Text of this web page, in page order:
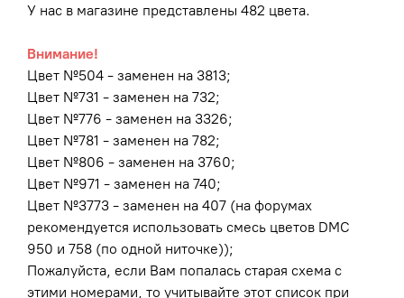
У нас в магазине представлены 482 цвета.
Внимание!
Цвет №504 - заменен на 3813;
Цвет №731 - заменен на 732;
Цвет №776 - заменен на 3326;
Цвет №781 - заменен на 782;
Цвет №806 - заменен на 3760;
Цвет №971 - заменен на 740;
Цвет №3773 - заменен на 407 (на форумах
рекомендуется использовать смесь цветов DMC
950 и 758 (по одной ниточке));
Пожалуйста, если Вам попалась старая схема с
этими номерами, то учитывайте этот список при